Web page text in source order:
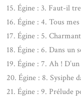
15. Égine : 3. Faut-il
16. Égine : 4. Tous mes
17. Égine : 5.
18. Égine : 6. Dans un
19. Égine : 7. Ah !
20. Égine : 8. Sysiphe
21. Égine : 9. Prélude